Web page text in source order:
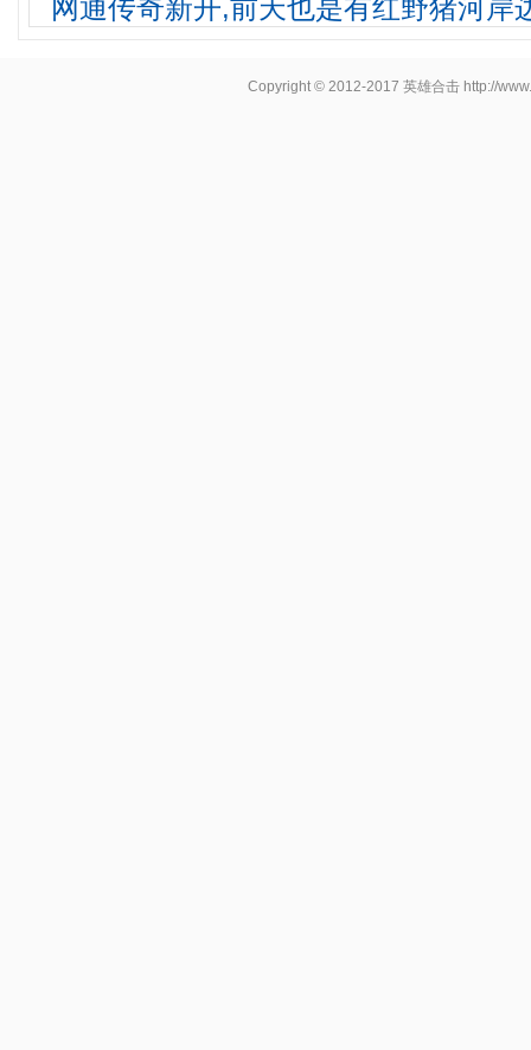
网通传奇新开,前天也是有红野猪河岸
Copyright © 2012-2017 英雄合击 http://